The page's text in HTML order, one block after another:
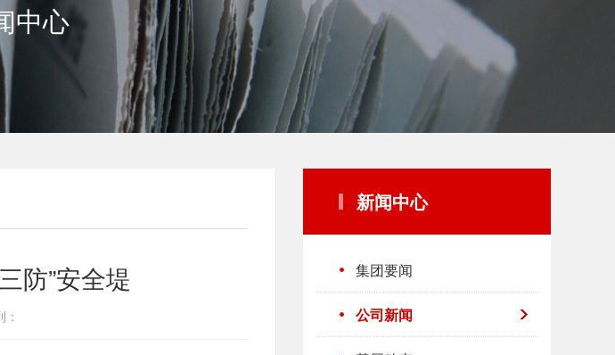
中心
新闻中心
集团要闻
公司新闻
防”安全堤